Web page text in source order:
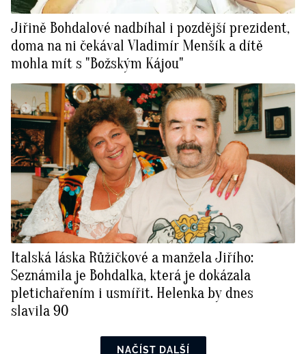
Jiřině Bohdalové nadbíhal i pozdější prezident,
doma na ni čekával Vladimír Menšík a dítě
mohla mít s "Božským Kájou"
Italská láska Růžičkové a manžela Jiřího:
Seznámila je Bohdalka, která je dokázala
pletichařením i usmířit. Helenka by dnes
slavila 90
NAČÍST DALŠÍ